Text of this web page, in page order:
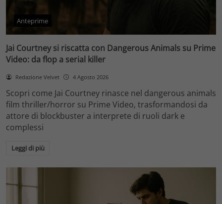
Anteprime
Jai Courtney si riscatta con Dangerous Animals su Prime
Video: da flop a serial killer
Redazione Velvet 4 Agosto 2026
Scopri come Jai Courtney rinasce nel dangerous animals
film thriller/horror su Prime Video, trasformandosi da
attore di blockbuster a interprete di ruoli dark e
complessi
Leggi di più